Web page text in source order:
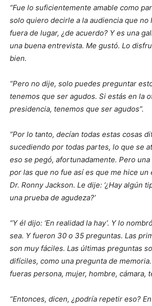
“Fue lo suficientemente amable como
solo quiero decirle a la audiencia que no
fuera de lugar, ¿de acuerdo? Y es una
una buena entrevista. Me gustó. Lo
bien.
“Pero no dije, solo puedes preguntar
tenemos que ser agudos. Si estás en la
presidencia, tenemos que ser agudos”.
“Por lo tanto, decían todas estas cosas
sucediendo por todas partes, lo que se
eso se pegó, afortunadamente. Pero
por las que no fue así es que me hice un
Dr. Ronny Jackson. Le dije: ‘¿Hay algún
una prueba de agudeza?’
“Y él dijo: ‘En realidad la hay’. Y lo
sea. Y fueron 30 o 35 preguntas. Las
son muy fáciles. Las últimas preguntas
difíciles, como una pregunta de
fueras persona, mujer, hombre, cámara,
“Entonces, dicen, ¿podría repetir eso?